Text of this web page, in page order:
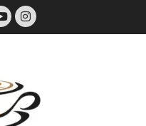
YouTube
Instagram